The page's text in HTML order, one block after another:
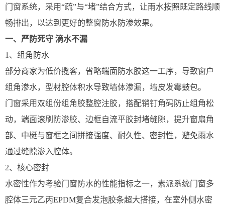
门窗系统，采用“疏”与“堵”结合方式，让雨水按照既定路线顺
畅排出，以达到更好的整窗防水防渗效果。
一、 严防死守 滴水不漏
1、组角防水
部分商家为低价揽客，省略端面防水胶这一工序，导致窗户
组角渗水，型材腔体积水导致墙体渗漏，墙皮发霉鼓包。
门窗采用双组份组角胶整腔注胶，搭配销钉角码防止组角松
动，端面滚刷防渗胶、边框自流平胶封堵缝隙，提升窗扇角
部、中梃与窗框之间拼接强度、耐久性、密封性，避免雨水
通过缝隙渗入腔体。
2、核心密封
水密性作为考验门窗防水的性能指标之一，素派系统门窗多
腔体三元乙丙EPDM复合发泡胶条超大搭接，在室外侧水密